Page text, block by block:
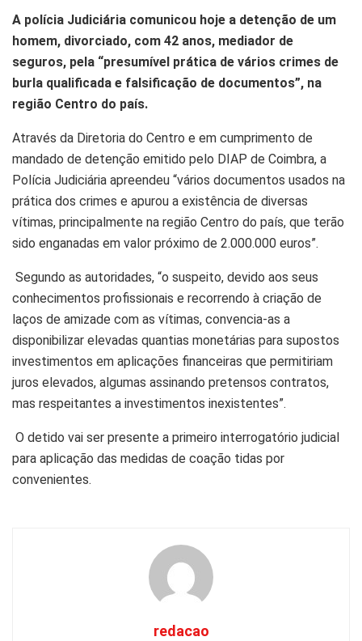
A polícia Judiciária comunicou hoje a detenção de um
homem, divorciado, com 42 anos, mediador de
seguros, pela “presumível prática de vários crimes de
burla qualificada e falsificação de documentos”, na
região Centro do país.
Através da Diretoria do Centro e em cumprimento de
mandado de detenção emitido pelo DIAP de Coimbra, a
Polícia Judiciária apreendeu “vários documentos usados na
prática dos crimes e apurou a existência de diversas
vítimas, principalmente na região Centro do país, que terão
sido enganadas em valor próximo de 2.000.000 euros”.
Segundo as autoridades, “o suspeito, devido aos seus
conhecimentos profissionais e recorrendo à criação de
laços de amizade com as vítimas, convencia-as a
disponibilizar elevadas quantias monetárias para supostos
investimentos em aplicações financeiras que permitiriam
juros elevados, algumas assinando pretensos contratos,
mas respeitantes a investimentos inexistentes”.
O detido vai ser presente a primeiro interrogatório judicial
para aplicação das medidas de coação tidas por
convenientes.
redacao